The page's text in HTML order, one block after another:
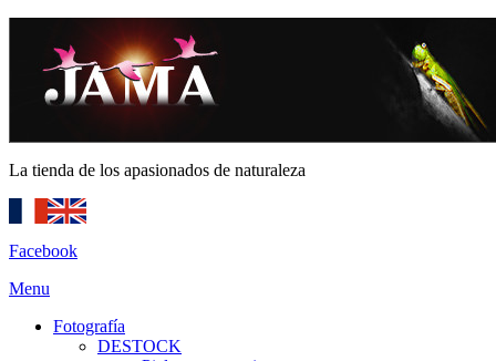
La tienda de los apasionados de naturaleza
Facebook
Menu
Fotografía
DESTOCK